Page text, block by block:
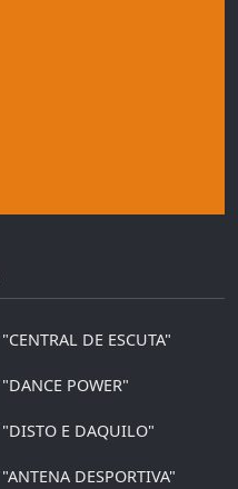
"CENTRAL DE ESCUTA"
"DANCE POWER"
"DISTO E DAQUILO"
"ANTENA DESPORTIVA"